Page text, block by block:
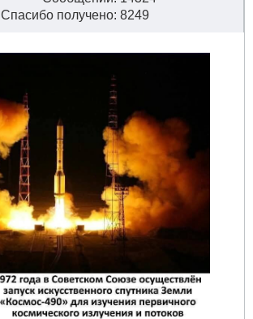
Спасибо получено: 8249